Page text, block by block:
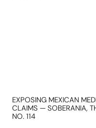
EXPOSING MEXICAN
CLAIMS — SOBERANIA,
NO. 114